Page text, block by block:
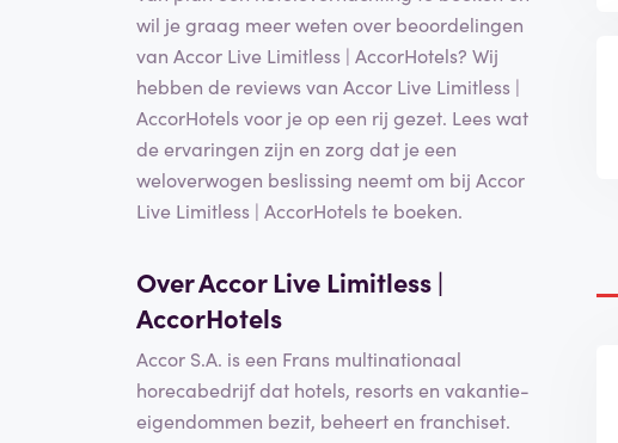
wil je graag meer weten over beoordelingen
van Accor Live Limitless | AccorHotels? Wij
hebben de reviews van Accor Live Limitless |
AccorHotels voor je op een rij gezet. Lees wat
de ervaringen zijn en zorg dat je een
weloverwogen beslissing neemt om bij Accor
Live Limitless | AccorHotels te boeken.
Over Accor Live Limitless |
AccorHotels
Accor S.A. is een Frans multinationaal
horecabedrijf dat hotels, resorts en vakantie-
eigendommen bezit, beheert en franchiset.